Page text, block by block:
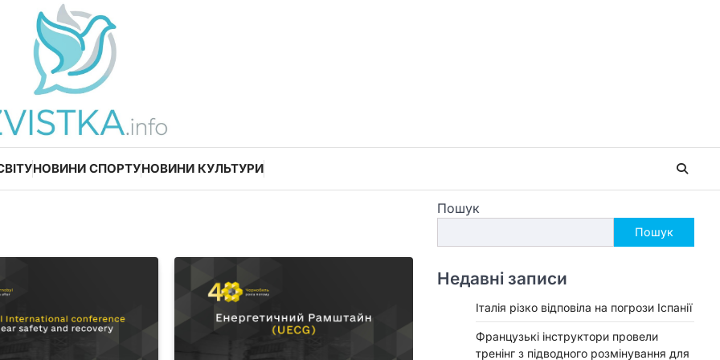
НОВИНИ СПОРТУНОВИНИ КУЛЬТУРИ
Пошук
Пошук
Недавні записи
Італія різко відповіла на погрози Іспанії
Французькі інструктори провели
тренінг з підводного розмінування для